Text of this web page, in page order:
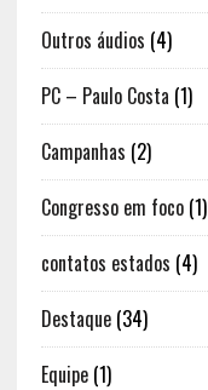
Outros áudios (4)
PC – Paulo Costa (1)
Campanhas (2)
Congresso em foco(1)
contatos estados (4)
Destaque(34)
Equipe(1)